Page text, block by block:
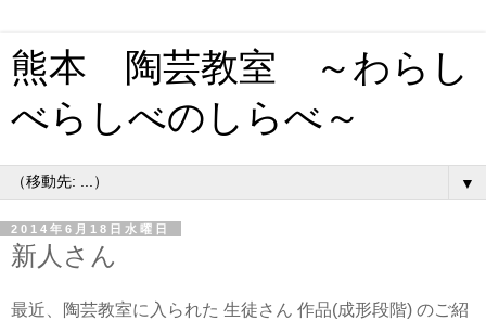
熊本 陶芸教室 ～わらし
べらしべのしらべ～
▼
2014年6月18日水曜日
新人さん
最近、陶芸教室に入られた 生徒さん 作品(成形段階) のご紹